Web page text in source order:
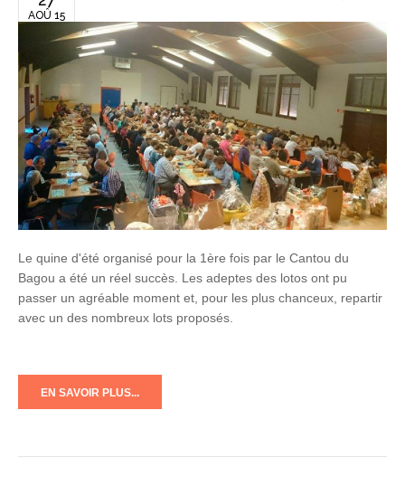
AOÛ 15
Le quine d'été organisé pour la 1ère fois par le Cantou du
Bagou a été un réel succès. Les adeptes des lotos ont pu
passer un agréable moment et, pour les plus chanceux, repartir
avec un des nombreux lots proposés.
EN SAVOIR PLUS...